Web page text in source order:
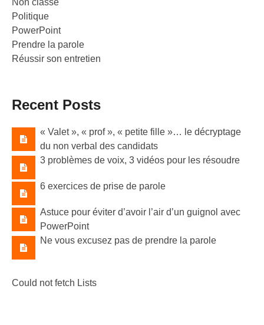
Politique
PowerPoint
Prendre la parole
Réussir son entretien
Recent Posts
« Valet »​, « prof »​, « petite fille »​… le décryptage
du non verbal des candidats
3 problèmes de voix, 3 vidéos pour les résoudre
6 exercices de prise de parole
Astuce pour éviter d’avoir l’air d’un guignol avec
PowerPoint
Ne vous excusez pas de prendre la parole
Could not fetch Lists